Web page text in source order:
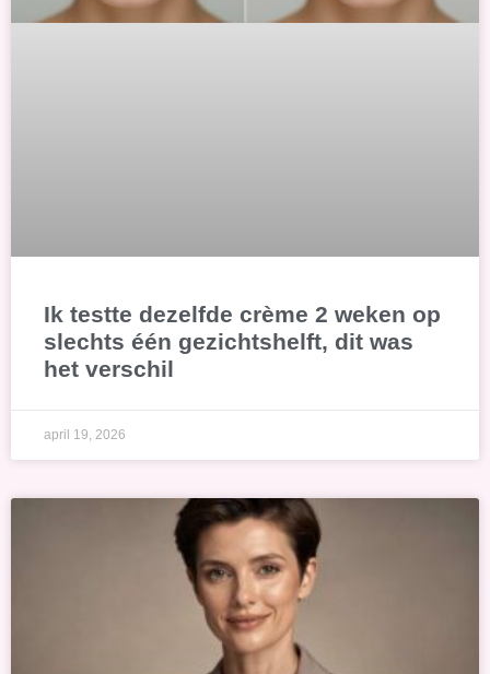
Ik testte dezelfde crème 2 weken op
slechts één gezichtshelft, dit was
het verschil
april 19, 2026